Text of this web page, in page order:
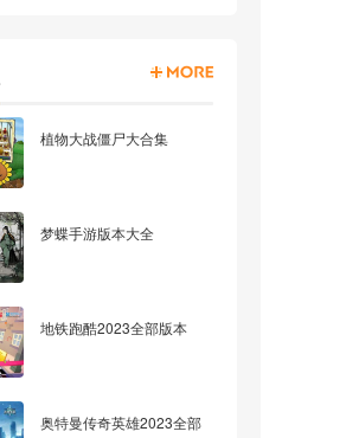
植物大战僵尸大合集
梦蝶手游版本大全
地铁跑酷2023全部版本
奥特曼传奇英雄2023全部